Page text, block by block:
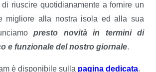
riuscire quotidianamente a fornire un
migliore alla nostra isola ed alla sua
presto novità in termini di
e funzionale del nostro giornale.
è disponibile sulla pagina dedicata.